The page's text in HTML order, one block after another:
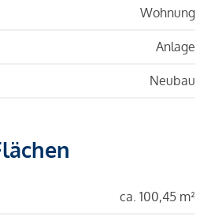
Wohnung
Anlage
Neubau
ca. 100,45 m²